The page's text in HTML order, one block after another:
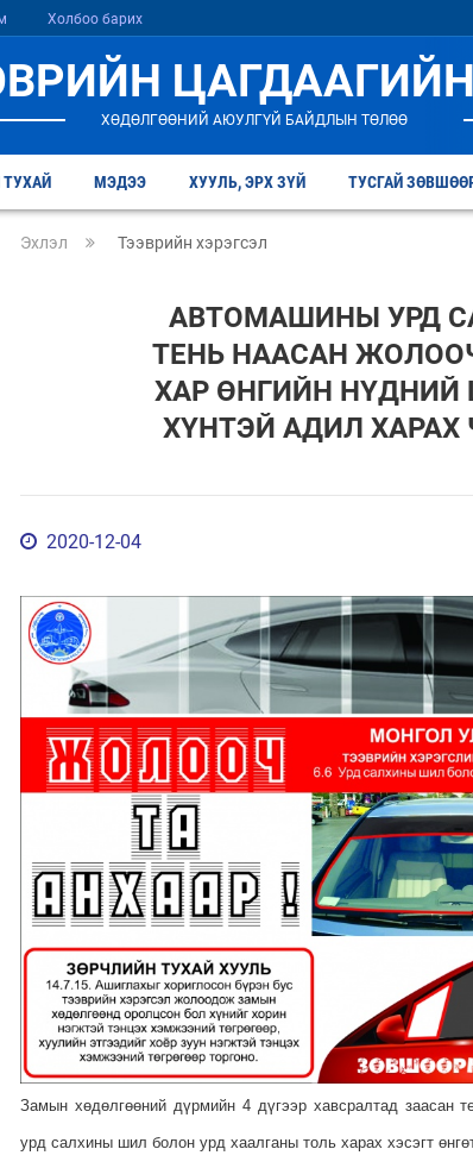
Холбоо барих
ХӨДӨЛГӨӨНИЙ АЮУЛГҮЙ БАЙДЛЫН ТӨЛӨӨ
МЭДЭЭ ХУУЛЬ, ЭРХ ЗҮЙ ТУСГАЙ
Эхлэл Тээврийн хэрэгсэл
АВТОМАШИНЫ УРД
ТЕНЬ НААСАН
ХАР ӨНГИЙН
ХҮНТЭЙ АДИЛ
2020-12-04
Замын хөдөлгөөний дүрмийн 4 дүгээр хавсралтад заасан
урд салхины шил болон урд хаалганы толь харах хэсэгт